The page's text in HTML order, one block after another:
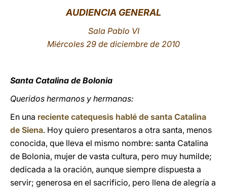
AUDIENCIA GENERAL
Sala Pablo VI
Miércoles 29 de diciembre de 2010
Santa Catalina de Bolonia
Queridos hermanos y hermanas:
En una reciente catequesis hablé de santa Catalina
de Siena. Hoy quiero presentaros a otra santa, menos
conocida, que lleva el mismo nombre: santa Catalina
de Bolonia, mujer de vasta cultura, pero muy humilde;
dedicada a la oración, aunque siempre dispuesta a
servir; generosa en el sacrificio, pero llena de alegría a